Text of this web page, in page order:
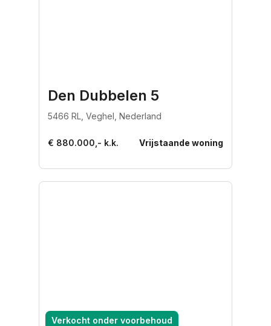
Den Dubbelen 5
5466 RL, Veghel, Nederland
€ 880.000,- k.k. Vrijstaande woning
Verkocht onder voorbehoud